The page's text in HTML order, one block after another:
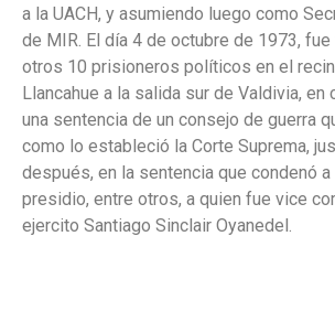
a la UACH, y asumiendo luego como
de MIR. El día 4 de octubre de 1973,
otros 10 prisioneros políticos en el
Llancahue a la salida sur de Valdivia, en
una sentencia de un consejo de guerra
como lo estableció la Corte Suprema,
después, en la sentencia que condenó
presidio, entre otros, a quien fue vice
ejercito Santiago Sinclair Oyanedel.